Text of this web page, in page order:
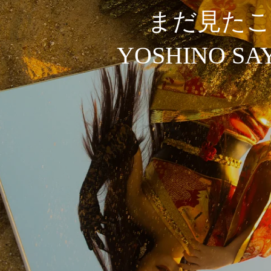
まだ見た
YOSHINO